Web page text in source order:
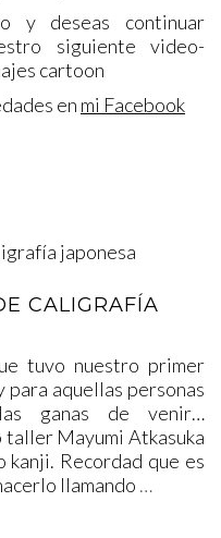
y deseas continuar
siguiente video-
cartoon
en mi Facebook
CALIGRAFÍA
tuvo nuestro primer
aquellas personas
ganas de venir…
taller Mayumi Atkasuka
kanji. Recordad que es
llamando …